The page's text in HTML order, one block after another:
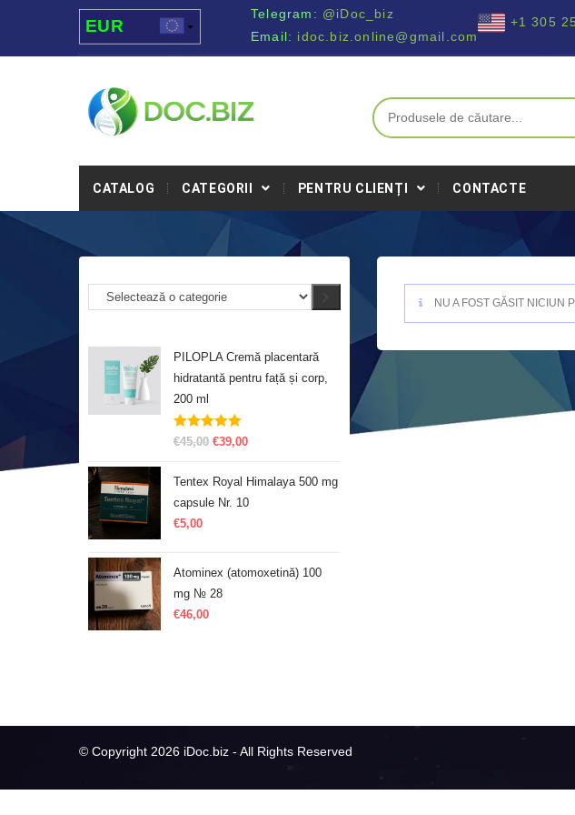
EUR
USD
UAH
MDL
Telegram: @iDoc_biz
Email: idoc.biz.online@gmail.com
+1 305
CATALOG CATEGORII PENTRU CLIENȚI CONTACTE
NU A FOST GĂSIT NICIUN
PILOPLA Cremă placentară
hidratantă pentru față și corp,
200 ml
Evaluat la
€45,00 €39,00
Tentex Royal Himalaya 500 mg
capsule Nr. 10
€5,00
Atominex (atomoxetină) 100
mg № 28
€46,00
© Copyright 2026 iDoc.biz - All Rights Reserved